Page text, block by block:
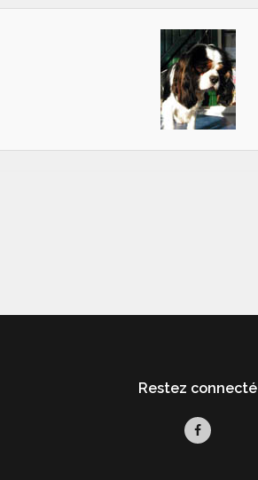
Restez connecté